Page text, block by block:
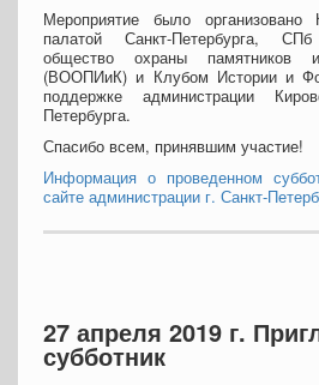
Мероприятие было
палатой Санкт-Петербурга,
общество охраны памятников
(ВООПИиК) и Клубом Истории и
поддержке администрации
Петербурга.
Спасибо всем, принявшим участие!
Информация о проведенном
сайте администрации г. Санкт-
27 апреля 2019 г.
субботник